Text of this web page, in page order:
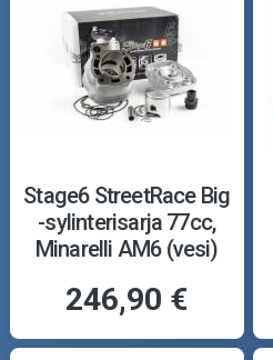
Stage6 StreetRace Big
-sylinterisarja 77cc,
Minarelli AM6 (vesi)
246,90 €